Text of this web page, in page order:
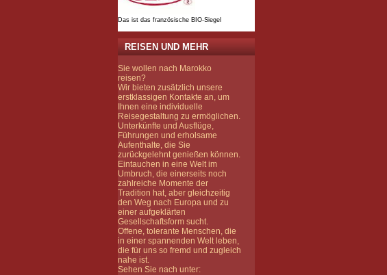
Das ist das französische BIO-Siegel
REISEN UND MEHR
Sie wollen nach Marokko
reisen?
Wir bieten zusätzlich unsere
erstklassigen Kontakte an, um
Ihnen eine individuelle
Reisegestaltung zu ermöglichen.
Unterkünfte und Ausflüge,
Führungen und erholsame
Aufenthalte, die Sie
zurückgelehnt genießen können.
Eintauchen in eine Welt im
Umbruch, die einerseits noch
zahlreiche Momente der
Tradition hat, aber gleichzeitig
den Weg nach Europa und zu
einer aufgeklärten
Gesellschaftsform sucht.
Offene, tolerante Menschen, die
in einer spannenden Welt leben,
die für uns so fremd und zugleich
nahe ist.
Sehen Sie nach unter: